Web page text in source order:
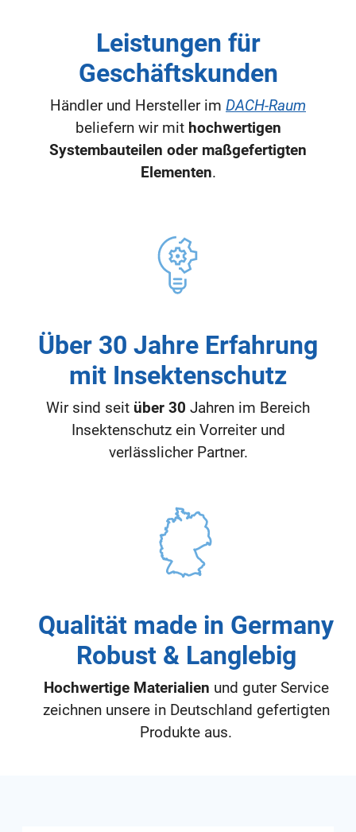
Leistungen für
Geschäftskunden
Händler und Hersteller im DACH-Raum
beliefern wir mit hochwertigen
Systembauteilen oder maßgefertigten
Elementen.
Über 30 Jahre Erfahrung
mit Insektenschutz
Wir sind seit über 30 Jahren im Bereich
Insektenschutz ein Vorreiter und
verlässlicher Partner.
Qualität made in Germany
Robust & Langlebig
Hochwertige Materialien und guter Service
zeichnen unsere in Deutschland gefertigten
Produkte aus.